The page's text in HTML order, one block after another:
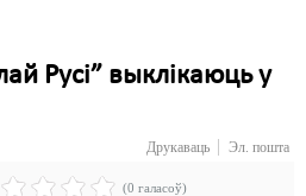
Русі” выклікаюць у
Друкаваць Эл. пошта
(0 галасоў)